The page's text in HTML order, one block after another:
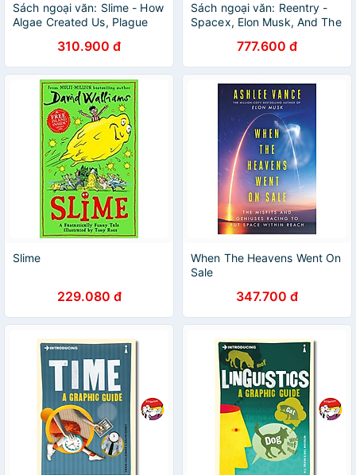
Sách ngoại văn: Slime - How
Algae Created Us, Plague
310.900 đ
Sách ngoại văn: Reentry -
Spacex, Elon Musk, And The
Launched A Second Space
Age
777.600 đ
Slime
229.080 đ
When The Heavens Went On
Sale
347.700 đ